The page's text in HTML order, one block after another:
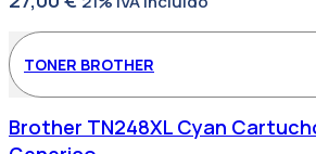
TONER BROTHER
Brother TN248XL Cyan